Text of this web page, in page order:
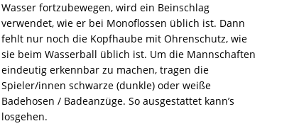
Wasser fortzubewegen, wird ein Beinschlag
verwendet, wie er bei Monoflossen üblich ist. Dann
fehlt nur noch die Kopfhaube mit Ohrenschutz, wie
sie beim Wasserball üblich ist. Um die Mannschaften
eindeutig erkennbar zu machen, tragen die
Spieler/innen schwarze (dunkle) oder weiße
Badehosen / Badeanzüge. So ausgestattet kann’s
losgehen.